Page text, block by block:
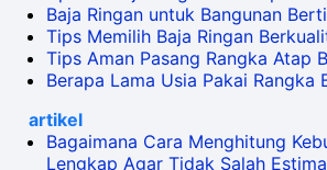
Baja Ringan untuk Bangunan
Tips Memilih Baja Ringan
Tips Aman Pasang Rangka Atap
Berapa Lama Usia Pakai Rangka
artikel
Bagaimana Cara Menghitung
Lengkap Agar Tidak Salah